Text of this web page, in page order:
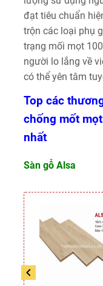
đạt tiêu chuẩn
trộn các loại phụ
trạng mối mọt
người lo lắng về
có thể yên tâm
Top các
chống mốt
nhất
Sàn gỗ Alsa